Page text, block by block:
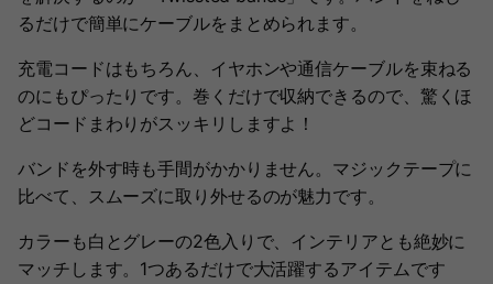
るだけで簡単にケーブルをまとめられます。
充電コードはもちろん、イヤホンや通信ケーブルを束ねる
のにもぴったりです。巻くだけで収納できるので、驚くほ
どコードまわりがスッキリしますよ！
バンドを外す時も手間がかかりません。マジックテープに
比べて、スムーズに取り外せるのが魅力です。
カラーも白とグレーの2色入りで、インテリアとも絶妙に
マッチします。1つあるだけで大活躍するアイテムです